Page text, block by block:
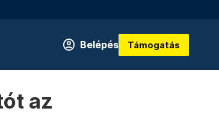
Belépés Támogatás
az